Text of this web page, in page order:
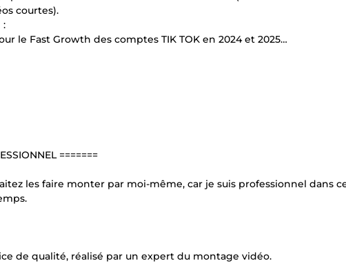
courtes).
:
le Fast Growth des comptes TIK TOK en 2024 et 2025…
=======
les faire monter par moi-même, car je suis professionnel dans
de qualité, réalisé par un expert du montage vidéo.